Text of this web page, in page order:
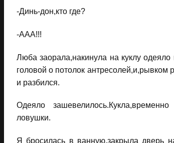
-Динь-дон,кто где?
-ААА!!!
Люба заорала,накинула на куклу
головой о потолок
и разбился.
Одеяло
ловушки.
Я бросилась в ванную,закрыла дверь